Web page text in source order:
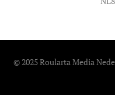
© 2025 Roularta Media